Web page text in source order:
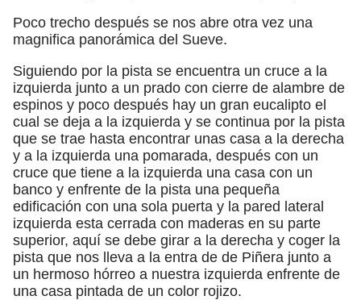
Poco trecho después se nos abre otra vez una
magnifica panorámica del Sueve.
Siguiendo por la pista se encuentra un cruce a la
izquierda junto a un prado con cierre de alambre de
espinos y poco después hay un gran eucalipto el
cual se deja a la izquierda y se continua por la pista
que se trae hasta encontrar unas casa a la derecha
y a la izquierda una pomarada, después con un
cruce que tiene a la izquierda una casa con un
banco y enfrente de la pista una pequeña
edificación con una sola puerta y la pared lateral
izquierda esta cerrada con maderas en su parte
superior, aquí se debe girar a la derecha y coger la
pista que nos lleva a la entra de de Piñera junto a
un hermoso hórreo a nuestra izquierda enfrente de
una casa pintada de un color rojizo.